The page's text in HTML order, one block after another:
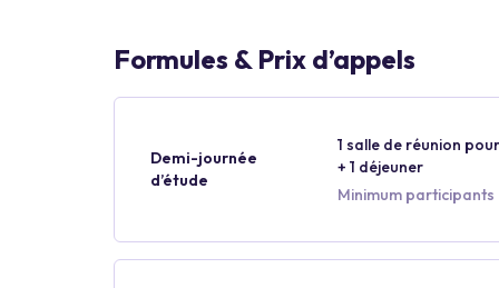
Formules & Prix d’appels
Demi-journée
d’étude
1 salle de réunion
+ 1 déjeuner
Minimum participants